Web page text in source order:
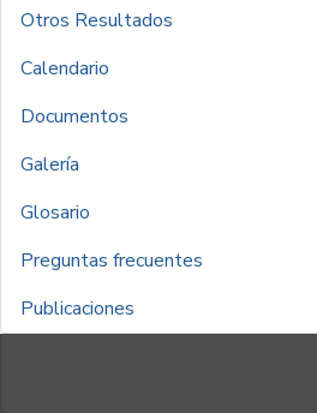
Otros Resultados
Calendario
Documentos
Galería
Glosario
Preguntas frecuentes
Publicaciones